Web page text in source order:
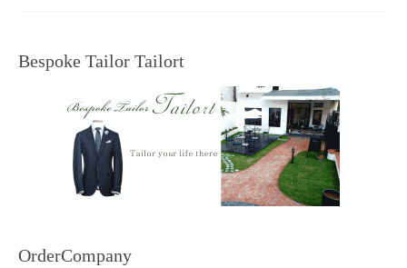
Bespoke Tailor Tailort
OrderCompany